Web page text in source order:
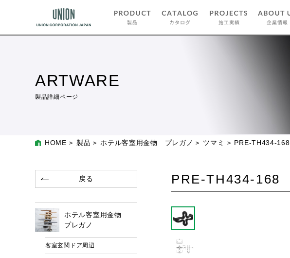
ARTWARE
製品詳細ページ
HOME 製品 ホテル客室用金物 プレガノ ツマミ PRE-TH434-168
PRE-TH434-168
戻る
ホテル客室用金物
プレガノ
客室玄関ドア周辺